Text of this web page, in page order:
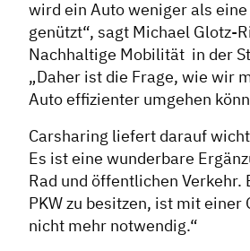
wird ein Auto weniger als eine
genützt“, sagt Michael Glotz-
Nachhaltige Mobilität in der
„Daher ist die Frage, wie wir
Auto effizienter umgehen
Carsharing liefert darauf
Es ist eine wunderbare
Rad und öffentlichen Verkehr.
PKW zu besitzen, ist mit
nicht mehr notwendig.“